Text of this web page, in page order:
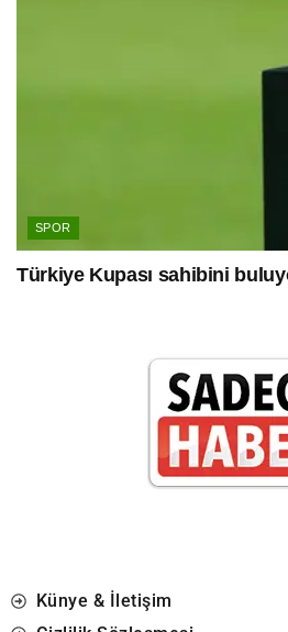
SPOR
Türkiye Kupası sahibini
Künye & İletişim